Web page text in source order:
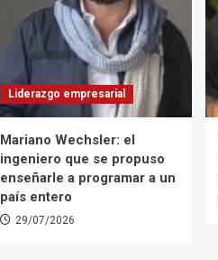
Liderazgo empresarial
Mariano Wechsler: el
ingeniero que se propuso
enseñarle a programar a un
país entero
29/07/2026